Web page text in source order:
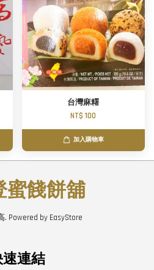
台灣麻糬
NT$ 100
加入購物車
蜜餞餅舖
. Powered by EasyStore
連結